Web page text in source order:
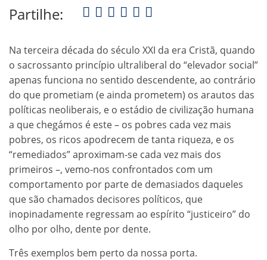
Partilhe:
Na terceira década do século XXI da era Cristã, quando
o sacrossanto princípio ultraliberal do “elevador social”
apenas funciona no sentido descendente, ao contrário
do que prometiam (e ainda prometem) os arautos das
políticas neoliberais, e o estádio de civilização humana
a que chegámos é este – os pobres cada vez mais
pobres, os ricos apodrecem de tanta riqueza, e os
“remediados” aproximam-se cada vez mais dos
primeiros –, vemo-nos confrontados com um
comportamento por parte de demasiados daqueles
que são chamados decisores políticos, que
inopinadamente regressam ao espírito “justiceiro” do
olho por olho, dente por dente.
Três exemplos bem perto da nossa porta.